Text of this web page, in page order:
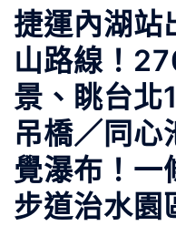
捷運內湖站
山路線！
景、眺台北
吊橋／同心
覺瀑布！一
步道治水園